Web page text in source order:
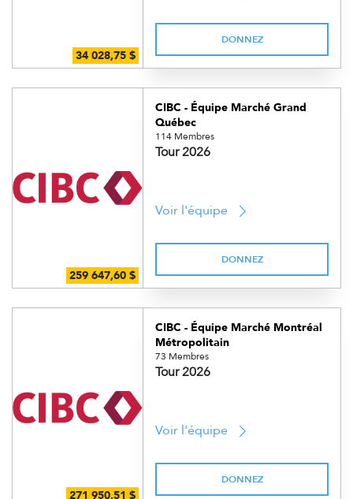
DONNEZ
CIBC - Équipe Marché Grand
Québec
114 Membres
Tour 2026
Voir l'équipe
DONNEZ
CIBC - Équipe Marché Montréal
Métropolitain
73 Membres
Tour 2026
Voir l'équipe
DONNEZ